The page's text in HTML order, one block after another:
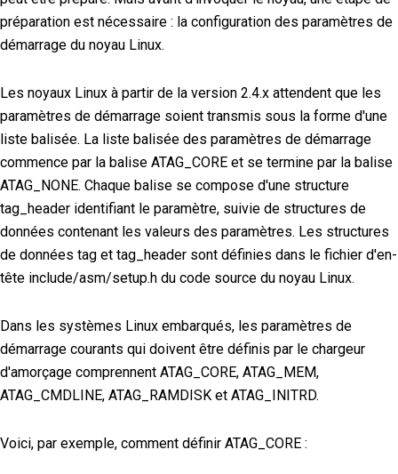
préparation est nécessaire : la configuration des paramètres de
démarrage du noyau Linux.
Les noyaux Linux à partir de la version 2.4.x attendent que les
paramètres de démarrage soient transmis sous la forme d'une
liste balisée. La liste balisée des paramètres de démarrage
commence par la balise ATAG_CORE et se termine par la balise
ATAG_NONE. Chaque balise se compose d'une structure
tag_header identifiant le paramètre, suivie de structures de
données contenant les valeurs des paramètres. Les structures
de données tag et tag_header sont définies dans le fichier d'en-
tête include/asm/setup.h du code source du noyau Linux.
Dans les systèmes Linux embarqués, les paramètres de
démarrage courants qui doivent être définis par le chargeur
d'amorçage comprennent ATAG_CORE, ATAG_MEM,
ATAG_CMDLINE, ATAG_RAMDISK et ATAG_INITRD.
Voici, par exemple, comment définir ATAG_CORE :